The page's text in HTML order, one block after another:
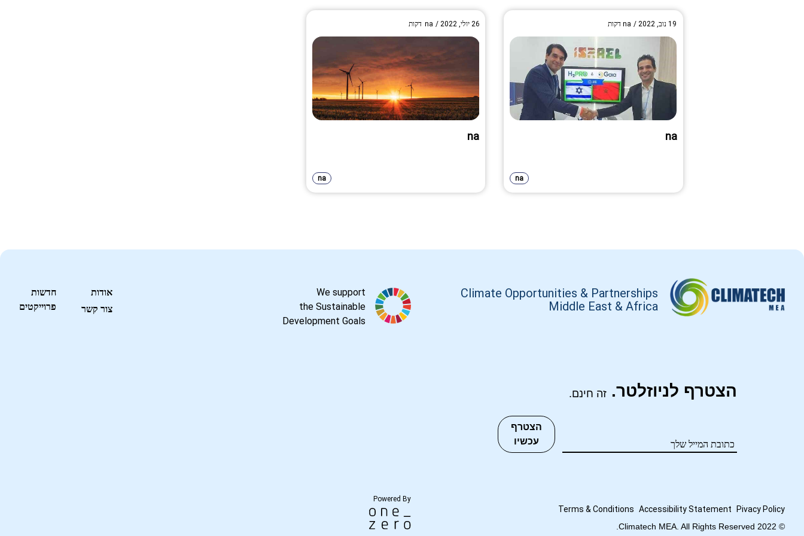
19 נוב, 2022 /
na דקות
na
na
26 יולי, 2022 /
na דקות
na
na
Climate Opportunities & Partnerships
Middle East & Africa
הצטרף לניוזלטר. זה חינם.
הצטרף
עכשיו
Pivacy Policy
Accessibility Statement
Terms & Conditions
© 2022 Climatech MEA. All Rights Reserved.
We support
the Sustainable
Development Goals
Powered By
אודות
צור קשר
חדשות
פרוייקטים